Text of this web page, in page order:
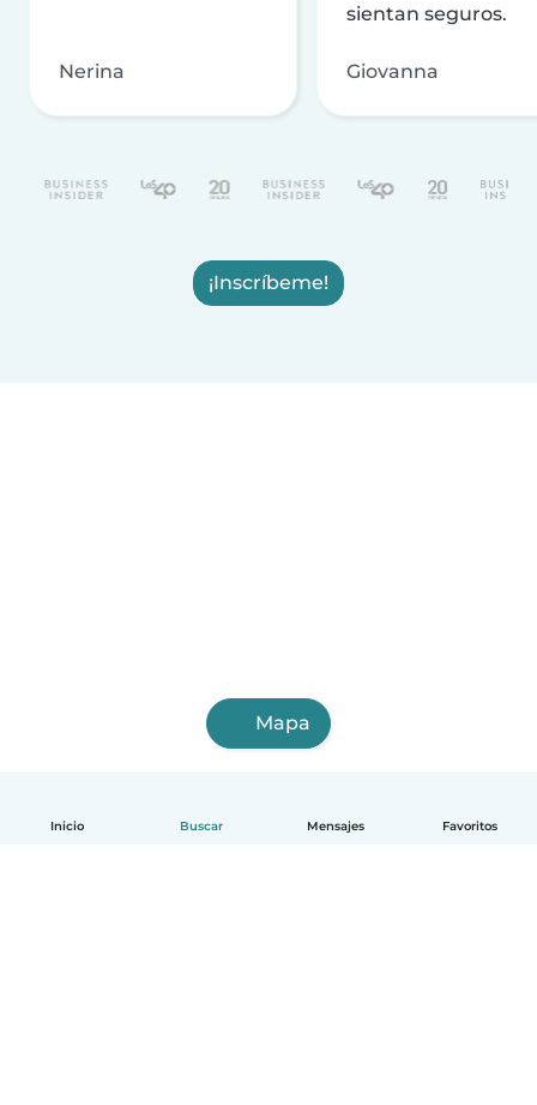
Inicio Buscar Mensajes Favoritos
Nerina
sientan seguros.
Giovanna
¡Inscríbeme!
Mapa